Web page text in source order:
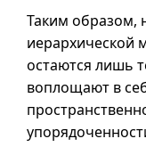
Таким образом,
иерархической
остаются лишь
воплощают в